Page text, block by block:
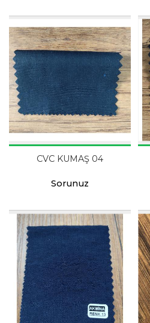
CVC KUMAŞ 04
Sorunuz